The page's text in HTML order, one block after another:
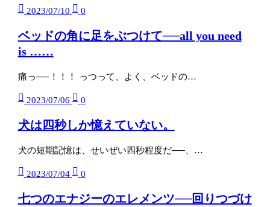
2023/07/10 0
ベッドの角に足をぶつけて──all you need
is ……
痛っ──！！！ っつって、よく、ベッドの…
2023/07/06 0
犬は四秒しか憶えていない。
犬の短期記憶は、せいぜい四秒程度だ──、…
2023/07/04 0
七つのエナジーのエレメンツ──回りつづけ